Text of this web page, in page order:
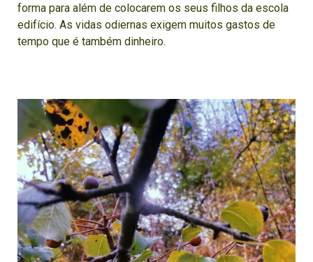
forma para além de colocarem os seus filhos da escola
edifício. As vidas odiernas exigem muitos gastos de
tempo que é também dinheiro.